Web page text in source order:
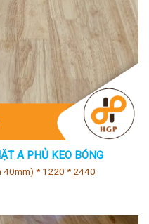
A PHỦ KEO BÓNG
40mm) * 1220 * 2440